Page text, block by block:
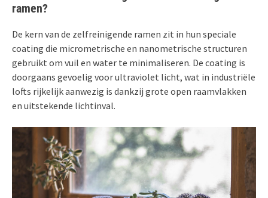
ramen?
De kern van de zelfreinigende ramen zit in hun speciale
coating die micrometrische en nanometrische structuren
gebruikt om vuil en water te minimaliseren. De coating is
doorgaans gevoelig voor ultraviolet licht, wat in industriële
lofts rijkelijk aanwezig is dankzij grote open raamvlakken
en uitstekende lichtinval.